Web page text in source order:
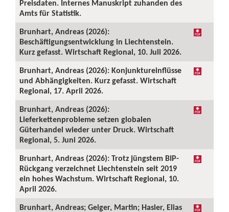
Preisdaten. Internes Manuskript zuhanden des
Amts für Statistik.
Brunhart, Andreas (2026):
Beschäftigungsentwicklung in Liechtenstein.
Kurz gefasst. Wirtschaft Regional, 10. Juli 2026.
Brunhart, Andreas (2026): Konjunktureinflüsse
und Abhängigkeiten. Kurz gefasst. Wirtschaft
Regional, 17. April 2026.
Brunhart, Andreas (2026):
Lieferkettenprobleme setzen globalen
Güterhandel wieder unter Druck. Wirtschaft
Regional, 5. Juni 2026.
Brunhart, Andreas (2026): Trotz jüngstem BIP-
Rückgang verzeichnet Liechtenstein seit 2019
ein hohes Wachstum. Wirtschaft Regional, 10.
April 2026.
Brunhart, Andreas; Geiger, Martin; Hasler, Elias